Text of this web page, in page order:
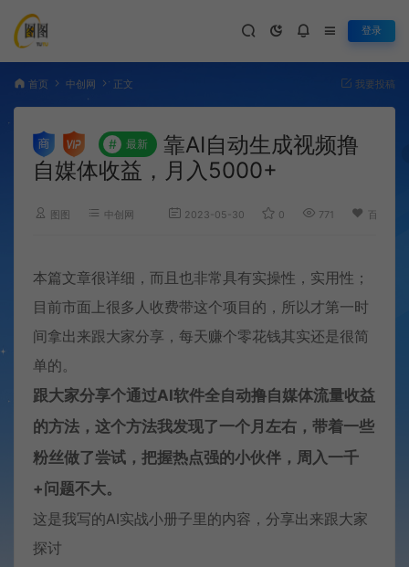
登录
首页 中创网 正文 我要投稿
# 最新
靠AI自动生成视频撸
自媒体收益，月入5000+
图图 中创网 2023-05-30 0 771 百度已
本篇文章很详细，而且也非常具有实操性，实用性；
目前市面上很多人收费带这个项目的，所以才第一时
间拿出来跟大家分享，每天赚个零花钱其实还是很简
单的。
跟大家分享个通过AI软件全自动撸自媒体流量收益
的方法，这个方法我发现了一个月左右，带着一些
粉丝做了尝试，把握热点强的小伙伴，周入一千
+问题不大。
这是我写的AI实战小册子里的内容，分享出来跟大家
探讨